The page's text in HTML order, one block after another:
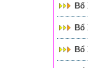
Bổ
Bổ
Bổ